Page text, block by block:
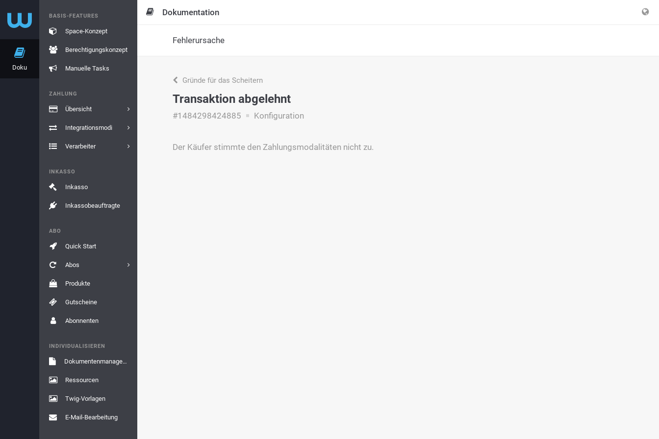
Doku
BASIS-FEATURES
Space-Konzept
Berechtigungskonzept
Manuelle Tasks
ZAHLUNG
Übersicht
Integrationsmodi
Verarbeiter
INKASSO
Inkasso
Inkassobeauftragte
ABO
Quick Start
Abos
Produkte
Gutscheine
Abonnenten
INDIVIDUALISIEREN
Dokumentenmanagement
Ressourcen
Twig-Vorlagen
E-Mail-Bearbeitung
Dokumentation
Fehlerursache
Gründe für das Scheitern
Transaktion abgelehnt
#1484298424885 Konfiguration
Der Käufer stimmte den Zahlungsmodalitäten nicht zu.